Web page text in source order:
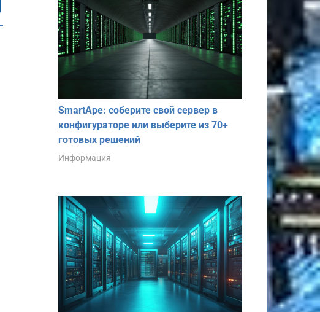
SmartApe: соберите свой сервер в
конфигураторе или выберите из 70+
готовых решений
Информация